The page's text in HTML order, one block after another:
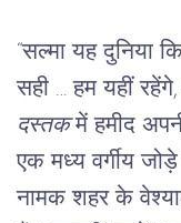
“सल्मा यह दुनिया
सही … हम यहीं
दस्तक में हमीद
एक मध्य वर्गीय
नामक शहर के